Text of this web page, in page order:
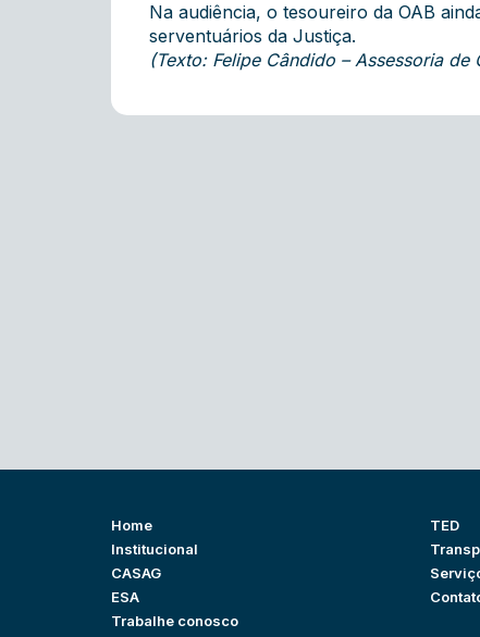
Na audiência, o tesoureiro da OAB
serventuários da Justiça.
(Texto: Felipe Cândido – Assessoria
Home
Institucional
CASAG
ESA
Trabalhe conosco
TED